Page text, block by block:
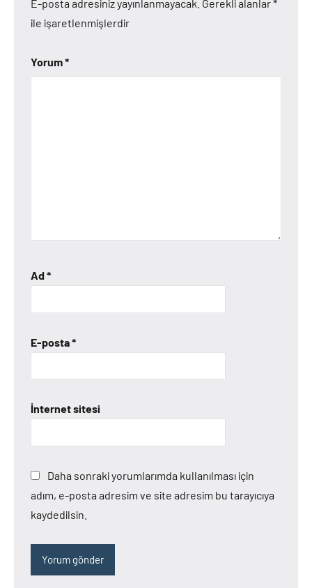
E-posta adresiniz yayınlanmayacak. Gerekli alanlar*
ile işaretlenmişlerdir
Yorum*
Ad*
E-posta*
İnternet sitesi
Daha sonraki yorumlarımda kullanılması için
adım, e-posta adresim ve site adresim bu tarayıcıya
kaydedilsin.